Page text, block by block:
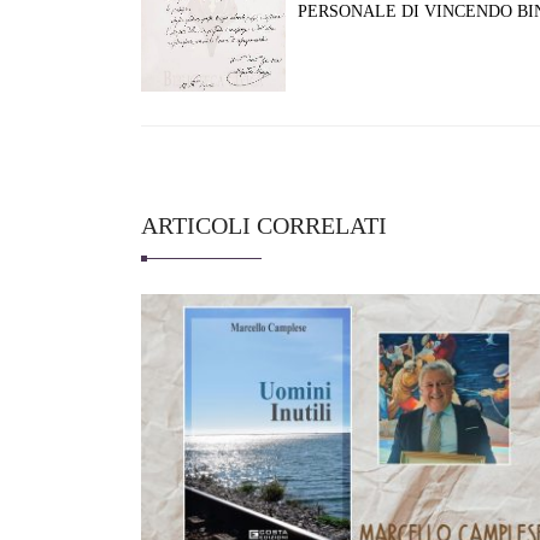
PERSONALE DI VINCENDO
ARTICOLI CORRELATI